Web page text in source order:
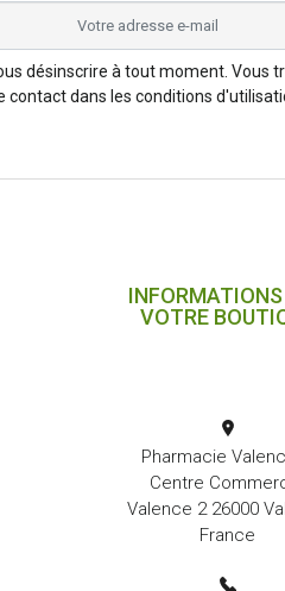
désinscrire à tout moment. Vous
contact dans les conditions
INFORMATIONS
VOTRE
Pharmacie
Centre
Valence 2 26000
France